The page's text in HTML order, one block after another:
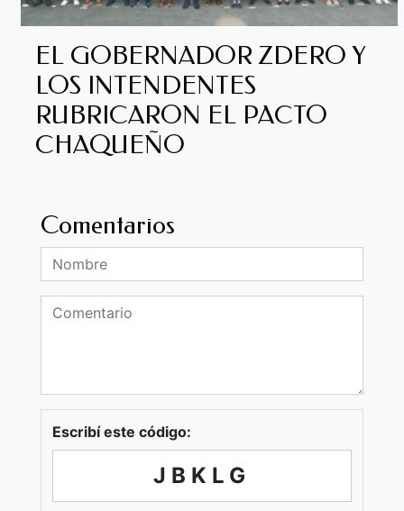
EL GOBERNADOR ZDERO Y
LOS INTENDENTES
RUBRICARON EL PACTO
CHAQUEÑO
Comentarios
Escribí este código:
JBKLG